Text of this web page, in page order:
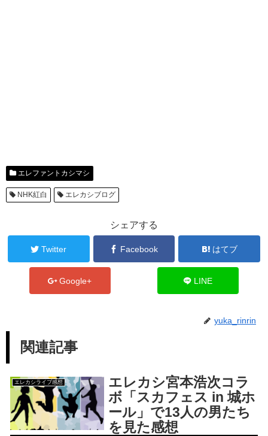
エレファントカシマシ
NHK紅白 エレカシブログ
シェアする
Twitter Facebook はてブ
Google+ LINE
yuka_rinrin
関連記事
エレカシライブ感想
エレカシ宮本浩次コラ
ボ「スカフェス in 城ホ
ール」で13人の男たち
を見た感想